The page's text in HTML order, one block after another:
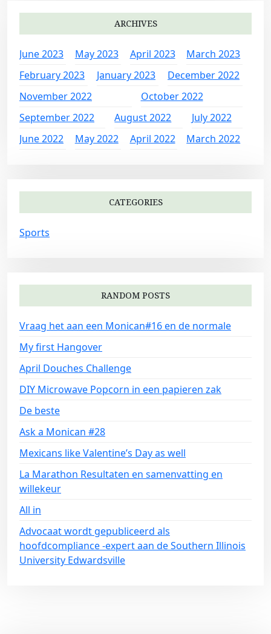
ARCHIVES
June 2023 May 2023 April 2023
March 2023
February 2023
January 2023
December 2022
November 2022
October 2022
September 2022
August 2022
July 2022
June 2022
May 2022 April 2022 March 2022
CATEGORIES
Sports
RANDOM POSTS
Vraag het aan een Monican#16 en de normale
My first Hangover
April Douches Challenge
DIY Microwave Popcorn in een papieren zak
De beste
Ask a Monican #28
Mexicans like Valentine’s Day as well
La Marathon Resultaten en samenvatting en
willekeur
All in
Advocaat wordt gepubliceerd als
hoofdcompliance -expert aan de Southern Illinois
University Edwardsville